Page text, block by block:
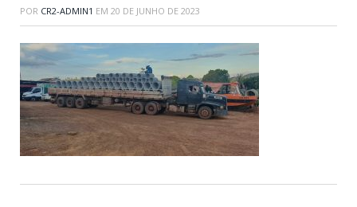
POR CR2-ADMIN1 EM 20 DE JUNHO DE 2023